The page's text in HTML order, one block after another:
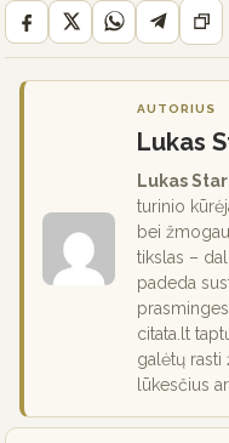
AUTORIUS
Lukas
Lukas
turinio
bei
tikslas –
padeda
citata.lt
galėtų rasti
lūkesčius